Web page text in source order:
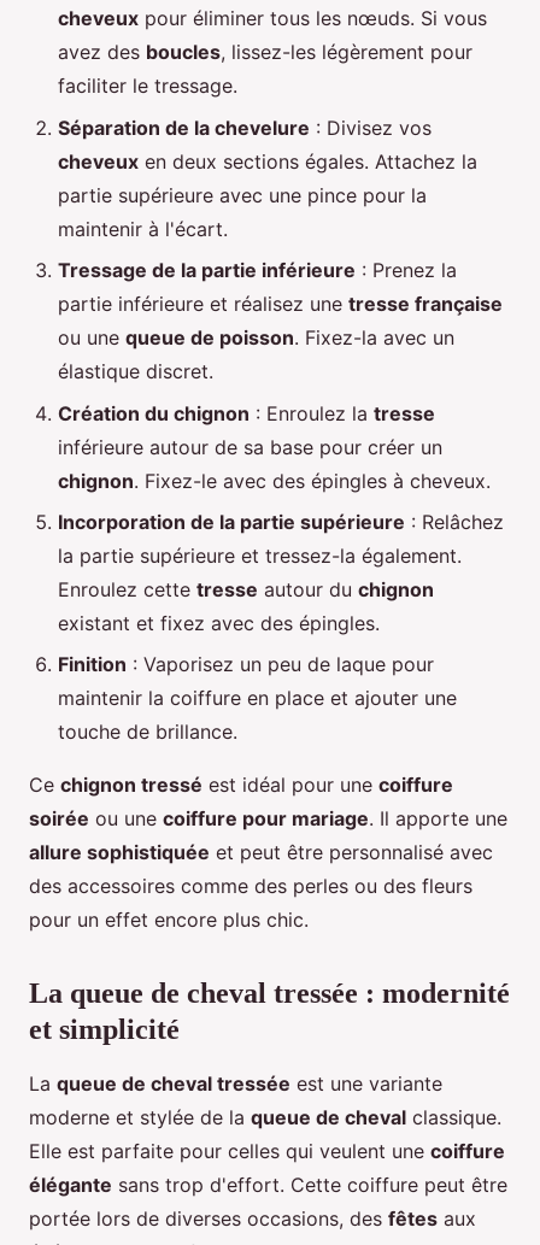
cheveux pour éliminer tous les nœuds. Si vous
avez des boucles, lissez-les légèrement pour
faciliter le tressage.
Séparation de la chevelure : Divisez vos
cheveux en deux sections égales. Attachez la
partie supérieure avec une pince pour la
maintenir à l'écart.
Tressage de la partie inférieure : Prenez la
partie inférieure et réalisez une tresse française
ou une queue de poisson. Fixez-la avec un
élastique discret.
Création du chignon : Enroulez la tresse
inférieure autour de sa base pour créer un
chignon. Fixez-le avec des épingles à cheveux.
Incorporation de la partie supérieure : Relâchez
la partie supérieure et tressez-la également.
Enroulez cette tresse autour du chignon
existant et fixez avec des épingles.
Finition : Vaporisez un peu de laque pour
maintenir la coiffure en place et ajouter une
touche de brillance.
Ce chignon tressé est idéal pour une coiffure
soirée ou une coiffure pour mariage. Il apporte une
allure sophistiquée et peut être personnalisé avec
des accessoires comme des perles ou des fleurs
pour un effet encore plus chic.
La queue de cheval tressée : modernité
et simplicité
La queue de cheval tressée est une variante
moderne et stylée de la queue de cheval classique.
Elle est parfaite pour celles qui veulent une coiffure
élégante sans trop d'effort. Cette coiffure peut être
portée lors de diverses occasions, des fêtes aux